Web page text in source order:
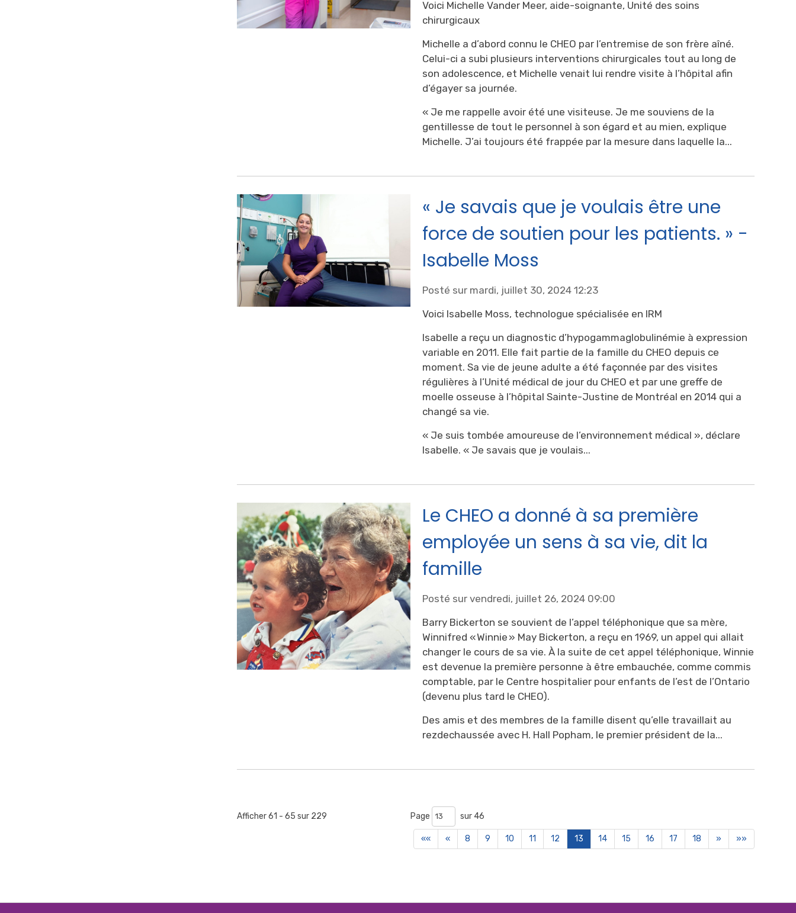
Voici Michelle Vander Meer, aide-soignante, Unité des soins
chirurgicaux
Michelle a d’abord connu le CHEO par l’entremise de son frère aîné.
Celui-ci a subi plusieurs interventions chirurgicales tout au long de
son adolescence, et Michelle venait lui rendre visite à l’hôpital afin
d’égayer sa journée.
« Je me rappelle avoir été une visiteuse. Je me souviens de la
gentillesse de tout le personnel à son égard et au mien, explique
Michelle. J’ai toujours été frappée par la mesure dans laquelle la...
« Je savais que je voulais être une
force de soutien pour les patients. » -
Isabelle Moss
Posté sur mardi, juillet 30, 2024 12:23
Voici Isabelle Moss, technologue spécialisée en IRM
Isabelle a reçu un diagnostic d’hypogammaglobulinémie à expression
variable en 2011. Elle fait partie de la famille du CHEO depuis ce
moment. Sa vie de jeune adulte a été façonnée par des visites
régulières à l’Unité médical de jour du CHEO et par une greffe de
moelle osseuse à l’hôpital Sainte-Justine de Montréal en 2014 qui a
changé sa vie.
« Je suis tombée amoureuse de l’environnement médical », déclare
Isabelle. « Je savais que je voulais...
Le CHEO a donné à sa première
employée un sens à sa vie, dit la
famille
Posté sur vendredi, juillet 26, 2024 09:00
Barry Bickerton se souvient de l’appel téléphonique que sa mère,
Winnifred « Winnie » May Bickerton, a reçu en 1969, un appel qui allait
changer le cours de sa vie. À la suite de cet appel téléphonique, Winnie
est devenue la première personne à être embauchée, comme commis
comptable, par le Centre hospitalier pour enfants de l’est de l’Ontario
(devenu plus tard le CHEO).
Des amis et des membres de la famille disent qu’elle travaillait au
rezdechaussée avec H. Hall Popham, le premier président de la...
Afficher 61 - 65 sur 229 Page sur 46
«« « 8 9 10 11 12 13 14 15 16 17 18 » »»